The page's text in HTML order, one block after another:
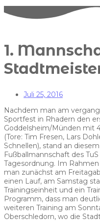
1.
Juli 25, 2016
Nachdem man am
Sportfest in Rhadern den
Goddelsheim/Münden mit
(Tore: Tim Fresen, Lars
Schnellen), stand an
Fußballmannschaft des
Tagesordnung. Im
man zunächst am
einen Lauf, am Samstag
Trainingseinheit und ein
Programm, dass man
weiteren Training am
Oberschledorn, wo die